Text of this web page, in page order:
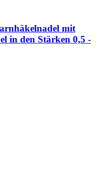
mit
in den Stärken 0,5 -